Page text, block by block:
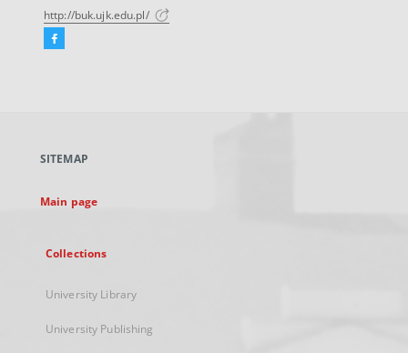
http://buk.ujk.edu.pl/
Facebook
new
SITEMAP
Main page
Collections
University Library
University Publishing